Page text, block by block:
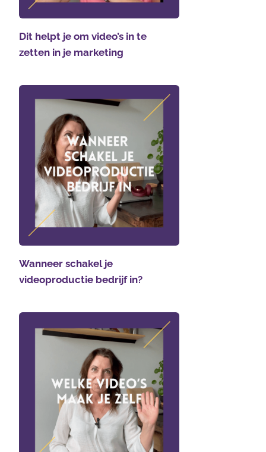
Dit helpt je om video’s in te
zetten in je marketing
Wanneer schakel je
videoproductie bedrijf in?